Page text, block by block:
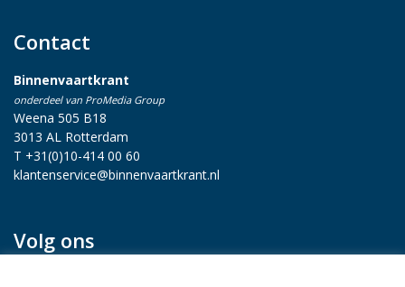
Contact
Binnenvaartkrant
onderdeel van ProMedia Group
Weena 505 B18
3013 AL Rotterdam
T +31(0)10-414 00 60
klantenservice@binnenvaartkrant.nl
Volg ons